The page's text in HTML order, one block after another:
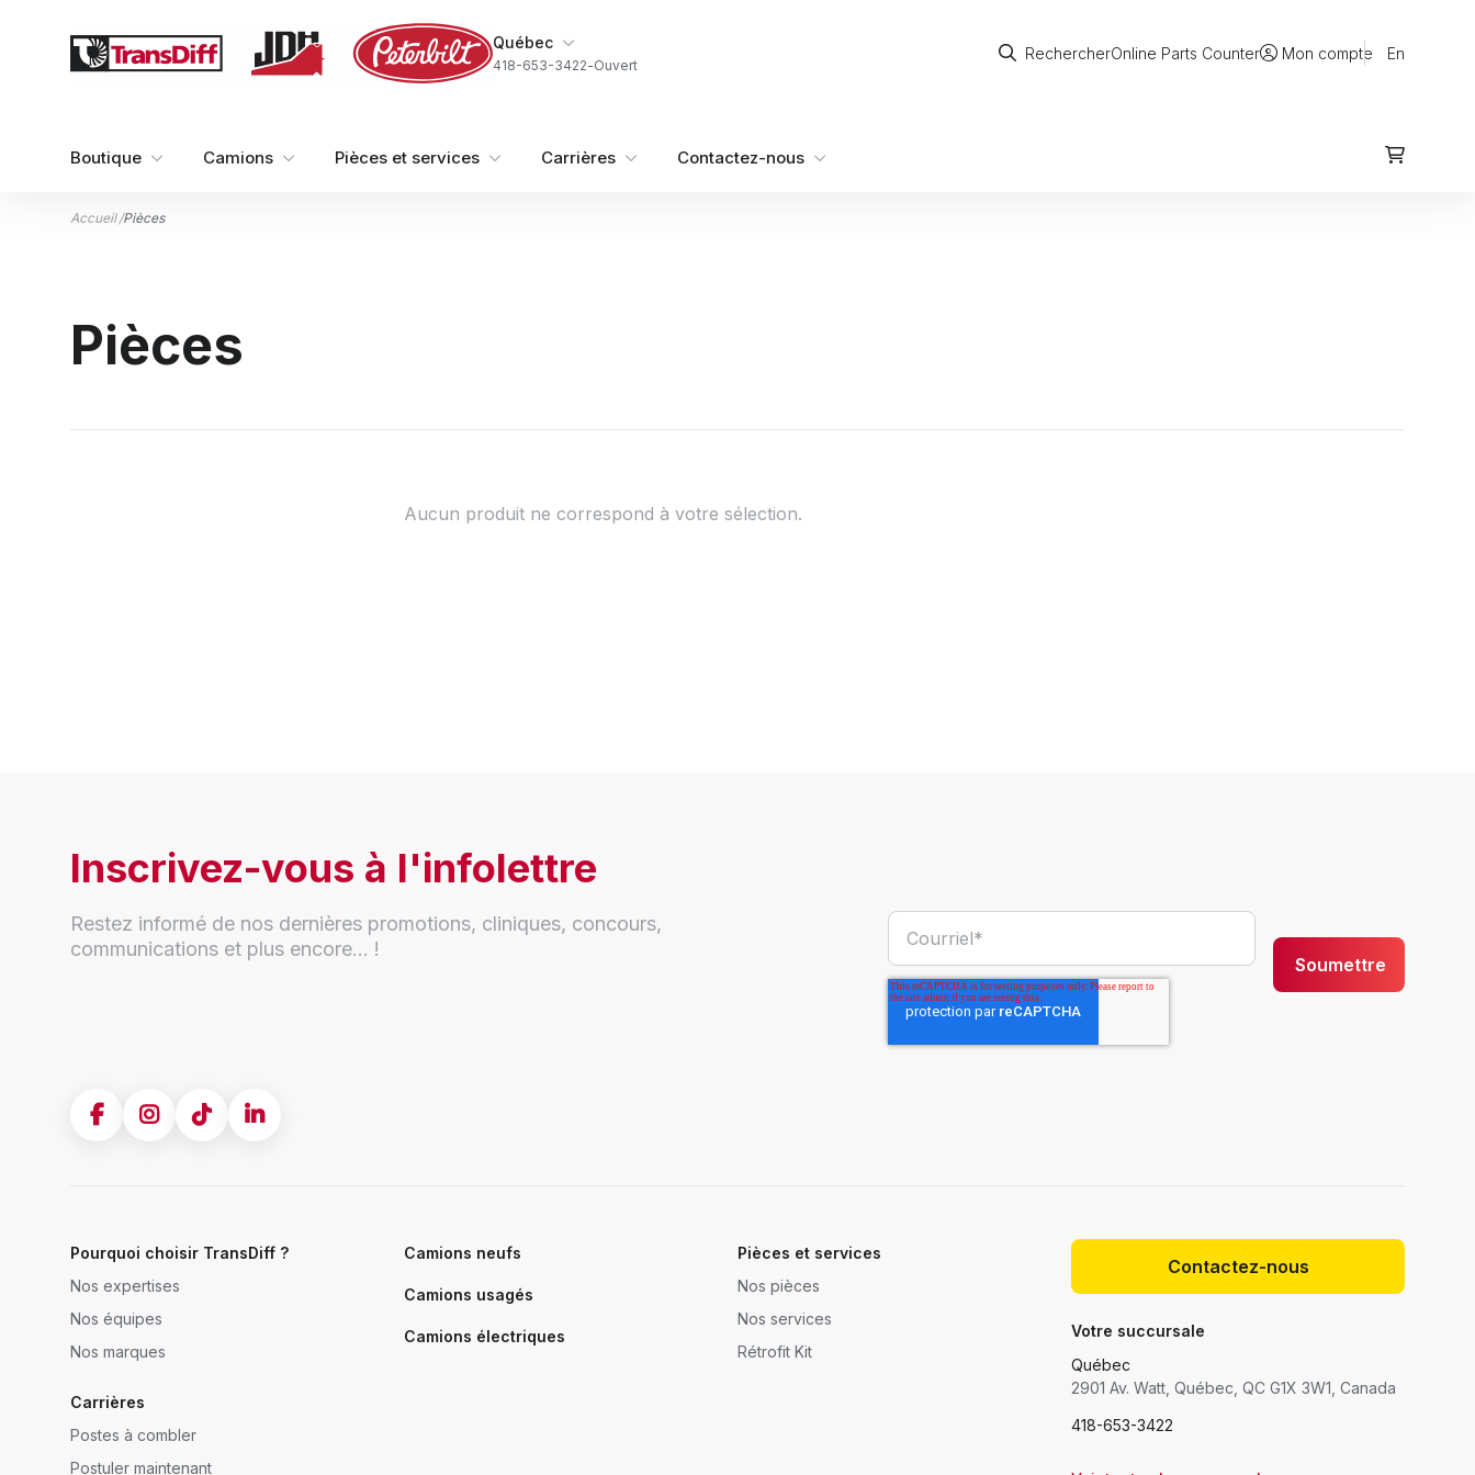
Ma succursale
Québec
418-653-3422-Ouvert
Rechercher
RechercherOnline Parts Counter Mon compte En
Boutique Camions Pièces et services Carrières Contactez-nous
Accueil /Pièces
Pièces
Aucun produit ne correspond à votre sélection.
Inscrivez-vous à l'infolettre
Restez informé de nos dernières promotions, cliniques, concours,
communications et plus encore... !
Pourquoi choisir TransDiff ?
Nos expertises
Nos équipes
Nos marques
Carrières
Postes à combler
Postuler maintenant
Camions neufs
Camions usagés
Camions électriques
Pièces et services
Nos pièces
Nos services
Rétrofit Kit
Contactez-nous
Votre succursale
Québec
2901 Av. Watt, Québec, QC G1X 3W1, Canada
418-653-3422